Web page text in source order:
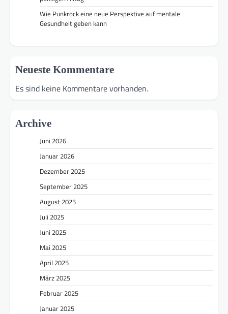
Wie Punkrock eine neue Perspektive auf mentale
Gesundheit geben kann
Neueste Kommentare
Es sind keine Kommentare vorhanden.
Archive
Juni 2026
Januar 2026
Dezember 2025
September 2025
August 2025
Juli 2025
Juni 2025
Mai 2025
April 2025
März 2025
Februar 2025
Januar 2025